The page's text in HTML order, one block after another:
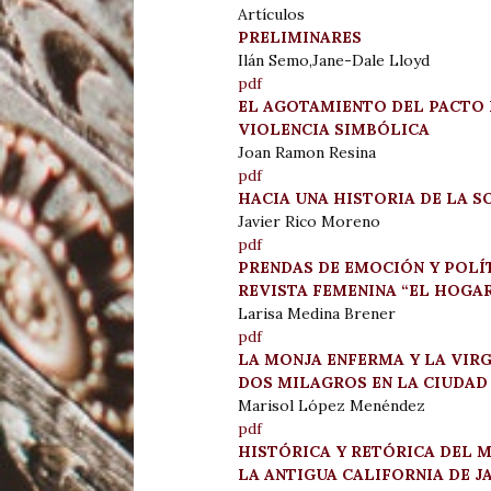
Artículos
PRELIMINARES
Ilán Semo,Jane-Dale Lloyd
pdf
EL AGOTAMIENTO DEL
VIOLENCIA SIMBÓLICA
Joan Ramon Resina
pdf
HACIA UNA HISTORIA DE LA
Javier Rico Moreno
pdf
PRENDAS DE EMOCIÓN Y
REVISTA FEMENINA “EL
Larisa Medina Brener
pdf
LA MONJA ENFERMA Y LA
DOS MILAGROS EN LA
Marisol López Menéndez
pdf
HISTÓRICA Y RETÓRICA DEL
LA ANTIGUA CALIFORNIA DE